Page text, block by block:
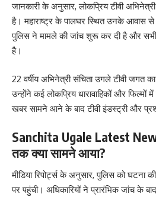
जानकारी के अनुसार, लोकप्रिय टीवी
है। महाराष्ट्र के पालघर स्थित उनके आवास से
पुलिस ने मामले की जांच शुरू कर दी है और
है।
22 वर्षीय अभिनेत्री संचिता उगले टीवी जगत
उन्होंने कई लोकप्रिय धारावाहिकों और
खबर सामने आने के बाद टीवी इंडस्ट्री और
Sanchita Ugale Latest
तक क्या सामने आया?
मीडिया रिपोर्ट्स के अनुसार, पुलिस को घटना
पर पहुंची। अधिकारियों ने प्रारंभिक जांच के